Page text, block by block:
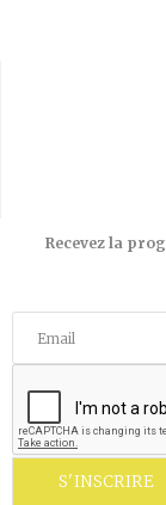
Recevez la